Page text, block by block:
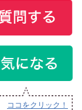
ココをクリック！